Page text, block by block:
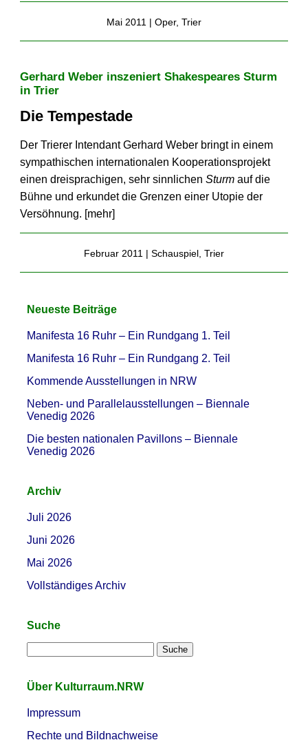
Mai 2011 | Oper, Trier
Gerhard Weber inszeniert Shakespeares Sturm
in Trier
Die Tempestade
Der Trierer Intendant Gerhard Weber bringt in einem
sympathischen internationalen Kooperationsprojekt
einen dreisprachigen, sehr sinnlichen Sturmauf die
Bühne und erkundet die Grenzen einer Utopie der
Versöhnung. [mehr]
Februar 2011 | Schauspiel, Trier
Neueste Beiträge
Manifesta 16 Ruhr – Ein Rundgang 1. Teil
Manifesta 16 Ruhr – Ein Rundgang 2. Teil
Kommende Ausstellungen in NRW
Neben- und Parallelausstellungen – Biennale
Venedig 2026
Die besten nationalen Pavillons – Biennale
Venedig 2026
Archiv
Juli 2026
Juni 2026
Mai 2026
Vollständiges Archiv
Suche
Über Kulturraum.NRW
Impressum
Rechte und Bildnachweise